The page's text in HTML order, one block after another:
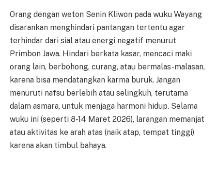
Orang dengan weton Senin Kliwon pada wuku Wayang
disarankan menghindari pantangan tertentu agar
terhindar dari sial atau energi negatif menurut
Primbon Jawa. Hindari berkata kasar, mencaci maki
orang lain, berbohong, curang, atau bermalas-malasan,
karena bisa mendatangkan karma buruk. Jangan
menuruti nafsu berlebih atau selingkuh, terutama
dalam asmara, untuk menjaga harmoni hidup. Selama
wuku ini (seperti 8-14 Maret 2026), larangan memanjat
atau aktivitas ke arah atas (naik atap, tempat tinggi)
karena akan timbul bahaya.